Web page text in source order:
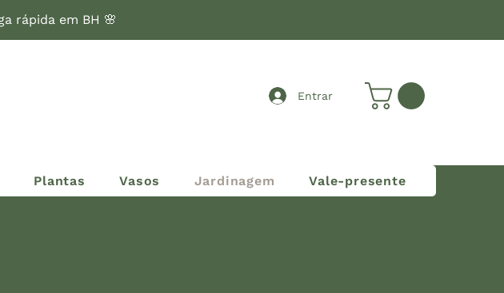
rápida em BH 🌸
Entrar
Plantas Vasos Jardinagem Vale-presente